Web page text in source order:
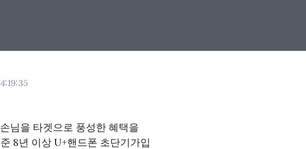
님을 타겟으로 풍성한 혜택을
8년 이상 U+핸드폰 초단기가입